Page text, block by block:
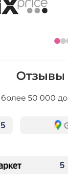
Отзывы
более 50 000
5
5